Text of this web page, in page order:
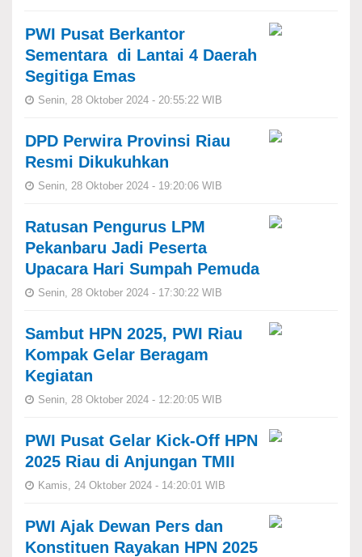
PWI Pusat Berkantor
Sementara di Lantai 4 Daerah
Segitiga Emas
Senin, 28 Oktober 2024 - 20:55:22 WIB
DPD Perwira Provinsi Riau
Resmi Dikukuhkan
Senin, 28 Oktober 2024 - 19:20:06 WIB
Ratusan Pengurus LPM
Pekanbaru Jadi Peserta
Upacara Hari Sumpah Pemuda
Senin, 28 Oktober 2024 - 17:30:22 WIB
Sambut HPN 2025, PWI Riau
Kompak Gelar Beragam
Kegiatan
Senin, 28 Oktober 2024 - 12:20:05 WIB
PWI Pusat Gelar Kick-Off HPN
2025 Riau di Anjungan TMII
Kamis, 24 Oktober 2024 - 14:20:01 WIB
PWI Ajak Dewan Pers dan
Konstituen Rayakan HPN 2025